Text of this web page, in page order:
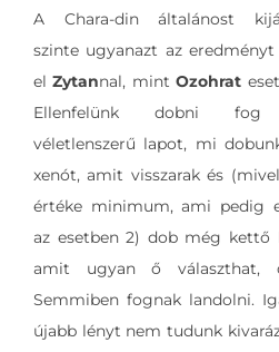
A Chara-din általánost
szinte ugyanazt az
elZytannal, mintOzohrat
Ellenfelünk dobni
véletlenszerű lapot, mi
xenót, amit visszarak és
értéke minimum, ami pedig
az esetben 2) dob még kettő
amit ugyan ő választhat,
Semmiben fognak landolni.
újabb lényt nem tudunk